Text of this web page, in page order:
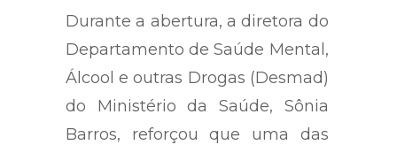
Durante a abertura, a diretora do
Departamento de Saúde Mental,
Álcool e outras Drogas (Desmad)
do Ministério da Saúde, Sônia
Barros, reforçou que uma das